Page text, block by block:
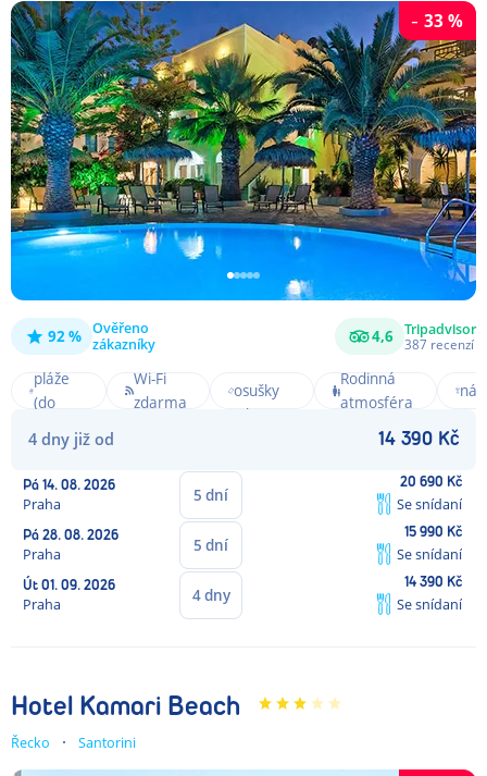
- 33 %
92 % Ověřeno
zákazníky
4,6 Tripadvisor
387 recenzí
Blízko
pláže
(do
Wi-Fi
zdarma
osušky
zdarma
Rodinná
atmosféra
4dny již od 14 390 Kč
Pá14. 08. 2026
Praha 5 dní
20 690 Kč
Se snídaní
Pá28. 08. 2026
Praha 5 dní
15 990 Kč
Se snídaní
Út01. 09. 2026
Praha 4dny
14 390 Kč
Se snídaní
Hotel Kamari Beach
Řecko Santorini